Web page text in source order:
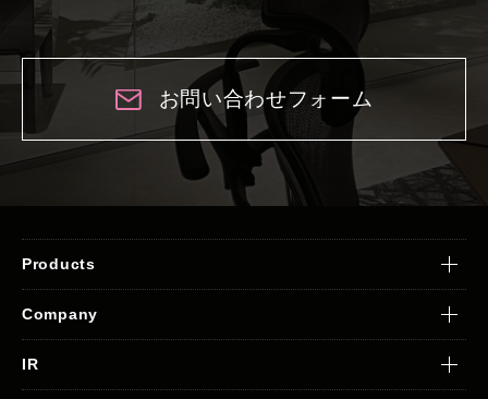
お問い合わせフォーム
Products
Company
IR